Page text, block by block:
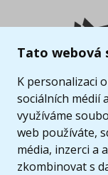
Tato webová
K personalizaci
sociálních médií
využíváme
web používáte,
média, inzerci a
zkombinovat s